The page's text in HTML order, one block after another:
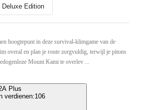
Deluxe Edition
hoogtepunt in deze survival-klimgame van de
overal en plan je route zorgvuldig, terwijl je pitons
Mount Kami te overlev ...
Plus
verdienen:106